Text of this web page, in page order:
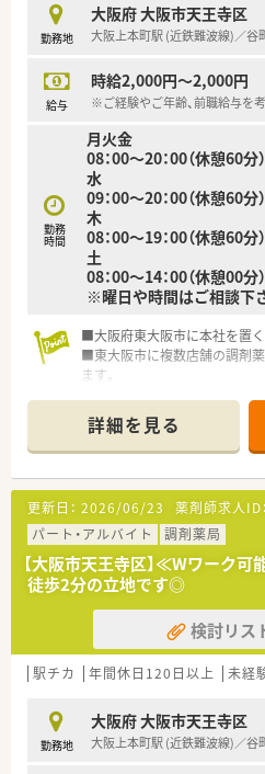
勤務地
大阪府 大阪市天王寺区
大阪上本町駅 (近鉄難波線)／谷
給与
時給2,000円～2,000円
※ご経験やご年齢、前職給与を
勤務
時間
月火金
08：00～20：00（休憩60分）
水
09：00～20：00（休憩60分）
木
08：00～19：00（休憩60分）
土
08：00～14：00（休憩00分）
※曜日や時間はご相談下
■大阪府東大阪市に本社を置く
■東大阪市に複数店舗の調剤
ます。
詳細を見る
更新日： 2026/06/23 薬剤師求人ID：
パート・アルバイト
調剤薬局
【大阪市天王寺区】≪Wワーク
徒歩2分の立地です◎
検討リス
駅チカ 年間休日120日以上 未経
勤務地
大阪府 大阪市天王寺区
大阪上本町駅 (近鉄難波線)／谷